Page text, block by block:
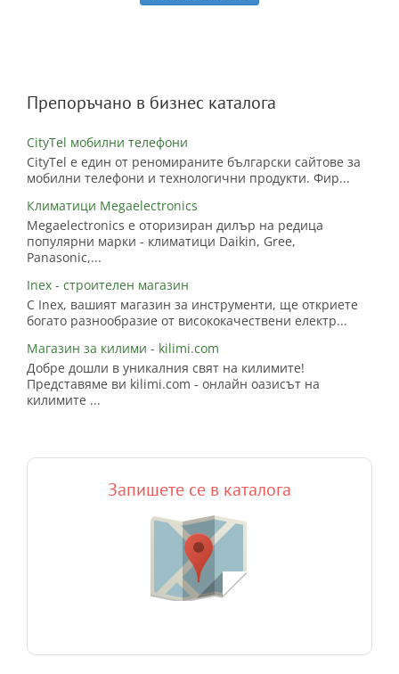
Препоръчано в бизнес каталога
CityTel мобилни телефони
CityTel е един от реномираните български сайтове за
мобилни телефони и технологични продукти. Фир...
Климатици Megaelectronics
Megaelectronics е оторизиран дилър на редица
популярни марки - климатици Daikin, Gree,
Panasonic,...
Inex - строителен магазин
С Inex, вашият магазин за инструменти, ще откриете
богато разнообразие от висококачествени електр...
Магазин за килими - kilimi.com
Добре дошли в уникалния свят на килимите!
Представяме ви kilimi.com - онлайн оазисът на
килимите ...
Запишете се в каталога